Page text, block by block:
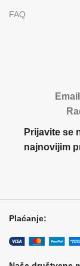
FAQ
Prijavite se
najnovijim
Plaćanje: